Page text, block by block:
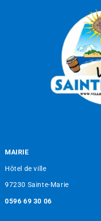
MAIRIE
Hôtel de ville
97230 Sainte-Marie
0596 69 30 06